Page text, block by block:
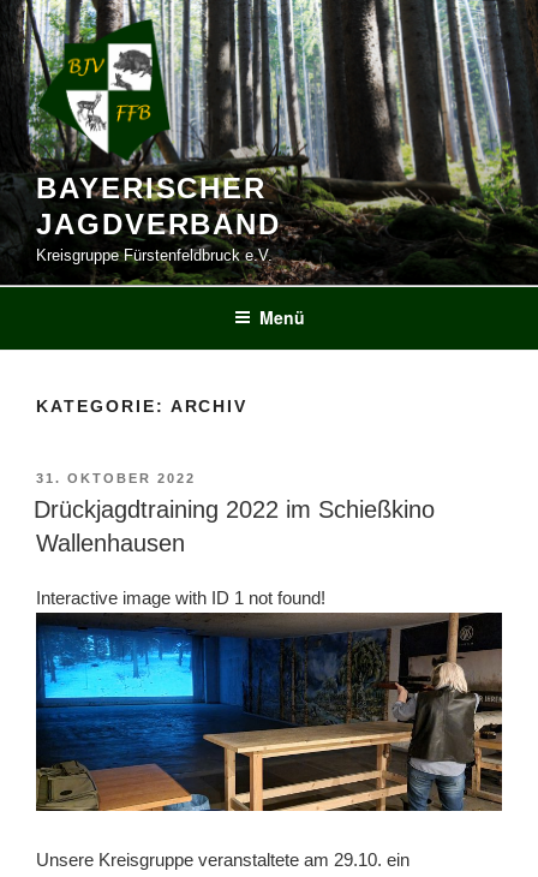
Zum
Inhalt
springen
BAYERISCHER
JAGDVERBAND
Kreisgruppe Fürstenfeldbruck e.V.
Menü
KATEGORIE: ARCHIV
VERÖFFENTLICHT
AM
31. OKTOBER 2022
Drückjagdtraining 2022 im Schießkino
Wallenhausen
Interactive image with ID 1 not found!
Unsere Kreisgruppe veranstaltete am 29.10. ein